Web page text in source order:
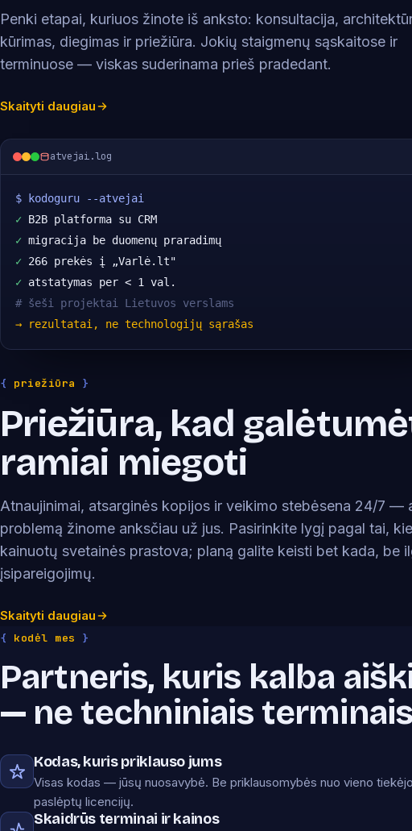
Penki etapai, kuriuos žinote iš anksto: konsultacija,
kūrimas, diegimas ir priežiūra. Jokių staigmenų sąskaitose ir
terminuose — viskas suderinama prieš pradedant.
Skaityti daugiau
atvejai.log
$ kodoguru --atvejai
✓ B2B platforma su CRM
✓ migracija be duomenų praradimų
✓ 266 prekės į „Varlė.lt"
✓ atstatymas per < 1 val.
# šeši projektai Lietuvos verslams
→ rezultatai, ne technologijų sąrašas
{ priežiūra }
Priežiūra, kad
ramiai miegoti
Atnaujinimai, atsarginės kopijos ir veikimo stebėsena 24/7 —
problemą žinome anksčiau už jus. Pasirinkite lygį pagal tai,
kainuotų svetainės prastova; planą galite keisti bet kada, be
įsipareigojimų.
Skaityti daugiau
{ kodėl mes }
Partneris, kuris kalba
— ne techniniais terminais
Kodas, kuris priklauso jums
Visas kodas — jūsų nuosavybė. Be priklausomybės nuo vieno
paslėptų licencijų.
Skaidrūs terminai ir kainos